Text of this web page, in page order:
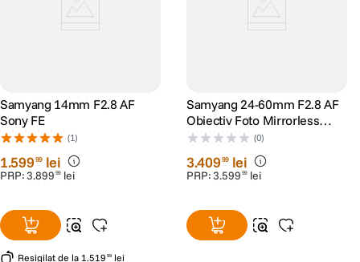
Samyang 14mm F2.8 AF
Sony FE
(1)
1.59999 lei
PRP:3.899 99 lei
Resigilat de la 1 .519 99 lei
Samyang 24-60mm F2.8 AF
Obiectiv Foto Mirrorless
Montura Sony E
(0)
3.40999 lei
PRP:3.599 99 lei